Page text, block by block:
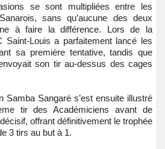
se sont multipliées entre les
sans qu’aucune des deux
à faire la différence. Lors de la
Saint-Louis a parfaitement lancé les
sa première tentative, tandis que
son tir au-dessus des cages
Samba Sangaré s’est ensuite illustré
tir des Académiciens avant de
offrant définitivement le trophée
3 tirs au but à 1.